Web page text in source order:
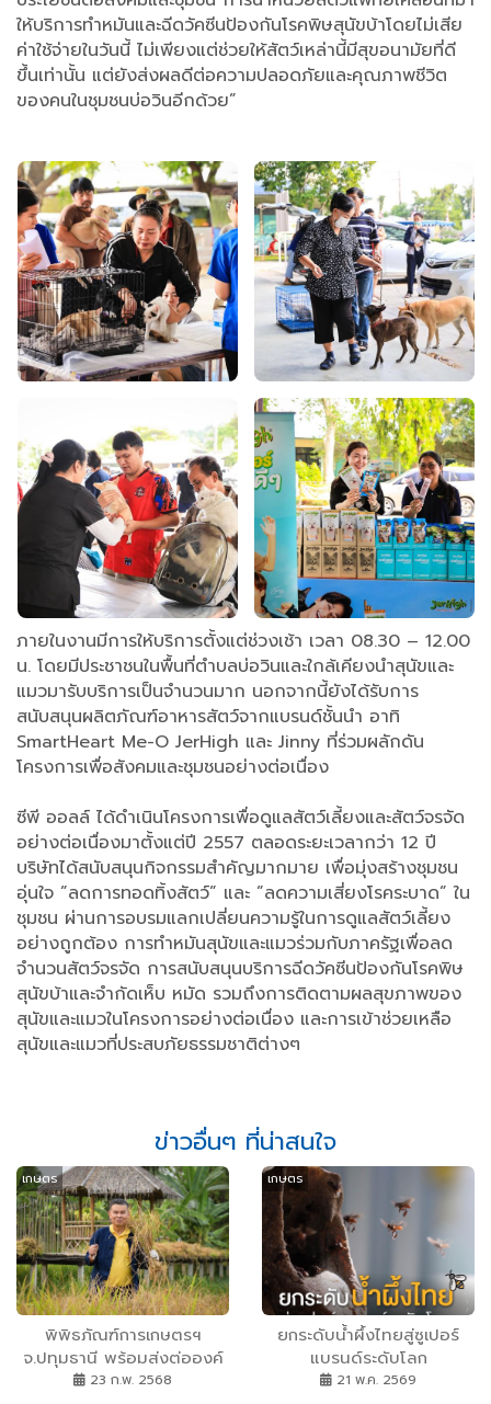
ให้บริการทำหมันและฉีดวัคซีนป้องกันโรคพิษสุนัขบ้าโดยไม่เสีย
ค่าใช้จ่ายในวันนี้ ไม่เพียงแต่ช่วยให้สัตว์เหล่านี้มีสุขอนามัยที่ดี
ขึ้นเท่านั้น แต่ยังส่งผลดีต่อความปลอดภัยและคุณภาพชีวิต
ของคนในชุมชนบ่อวินอีกด้วย”
ภายในงานมีการให้บริการตั้งแต่ช่วงเช้า เวลา 08.30 – 12.00
น. โดยมีประชาชนในพื้นที่ตำบลบ่อวินและใกล้เคียงนำสุนัขและ
แมวมารับบริการเป็นจำนวนมาก นอกจากนี้ยังได้รับการ
สนับสนุนผลิตภัณฑ์อาหารสัตว์จากแบรนด์ชั้นนำ อาทิ
SmartHeart Me-O JerHigh และ Jinny ที่ร่วมผลักดัน
โครงการเพื่อสังคมและชุมชนอย่างต่อเนื่อง
ซีพี ออลล์ ได้ดำเนินโครงการเพื่อดูแลสัตว์เลี้ยงและสัตว์จรจัด
อย่างต่อเนื่องมาตั้งแต่ปี 2557 ตลอดระยะเวลากว่า 12 ปี
บริษัทได้สนับสนุนกิจกรรมสำคัญมากมาย เพื่อมุ่งสร้างชุมชน
อุ่นใจ ”ลดการทอดทิ้งสัตว์” และ ”ลดความเสี่ยงโรคระบาด” ใน
ชุมชน ผ่านการอบรมแลกเปลี่ยนความรู้ในการดูแลสัตว์เลี้ยง
อย่างถูกต้อง การทำหมันสุนัขและแมวร่วมกับภาครัฐเพื่อลด
จำนวนสัตว์จรจัด การสนับสนุนบริการฉีดวัคซีนป้องกันโรคพิษ
สุนัขบ้าและจำกัดเห็บ หมัด รวมถึงการติดตามผลสุขภาพของ
สุนัขและแมวในโครงการอย่างต่อเนื่อง และการเข้าช่วยเหลือ
สุนัขและแมวที่ประสบภัยธรรมชาติต่างๆ
ข่าวอื่นๆ ที่น่าสนใจ
เกษตร
พิพิธภัณฑ์การเกษตรฯ
จ.ปทุมธานี พร้อมส่งต่อองค์
ความรู้เกษตรสู้ภัยแล้ง ในงาน
23 ก.พ. 2568
เกษตร
ยกระดับน้ำผึ้งไทยสู่ซูเปอร์
แบรนด์ระดับโลก
21 พ.ค. 2569